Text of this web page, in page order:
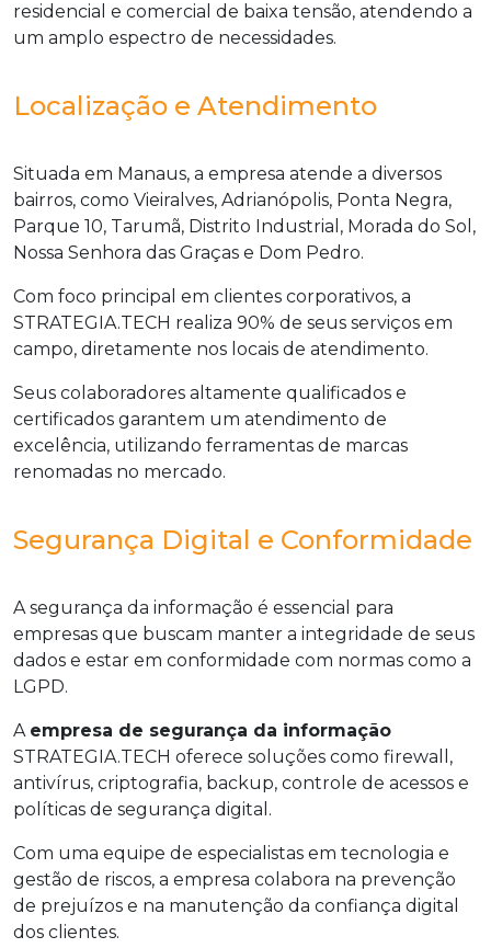
residencial e comercial de baixa tensão, atendendo a
um amplo espectro de necessidades.
Localização e Atendimento
Situada em Manaus, a empresa atende a diversos
bairros, como Vieiralves, Adrianópolis, Ponta Negra,
Parque 10, Tarumã, Distrito Industrial, Morada do Sol,
Nossa Senhora das Graças e Dom Pedro.
Com foco principal em clientes corporativos, a
STRATEGIA.TECH realiza 90% de seus serviços em
campo, diretamente nos locais de atendimento.
Seus colaboradores altamente qualificados e
certificados garantem um atendimento de
excelência, utilizando ferramentas de marcas
renomadas no mercado.
Segurança Digital e Conformidade
A segurança da informação é essencial para
empresas que buscam manter a integridade de seus
dados e estar em conformidade com normas como a
LGPD.
A empresa de segurança da informação
STRATEGIA.TECH oferece soluções como firewall,
antivírus, criptografia, backup, controle de acessos e
políticas de segurança digital.
Com uma equipe de especialistas em tecnologia e
gestão de riscos, a empresa colabora na prevenção
de prejuízos e na manutenção da confiança digital
dos clientes.